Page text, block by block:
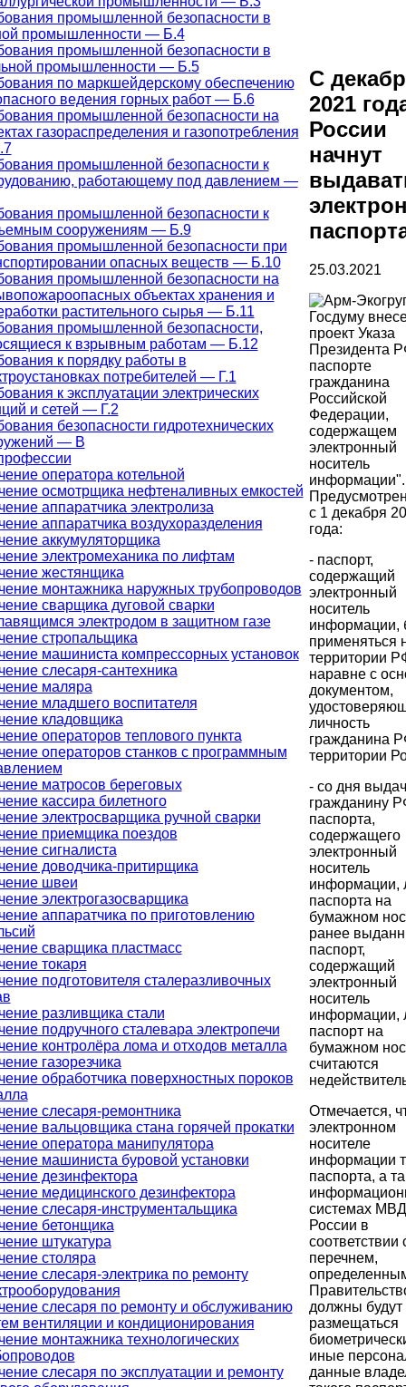
промышленной безопасности в
промышленности — Б.4
промышленной безопасности в
промышленности — Б.5
по маркшейдерскому обеспечению
ведения горных работ — Б.6
промышленной безопасности на
газораспределения и газопотребления
промышленной безопасности к
работающему под давлением —
промышленной безопасности к
сооружениям — Б.9
промышленной безопасности при
опасных веществ — Б.10
промышленной безопасности на
объектах хранения и
растительного сырья — Б.11
промышленной безопасности,
к взрывным работам — Б.12
к порядку работы в
потребителей — Г.1
к эксплуатации электрических
и сетей — Г.2
безопасности гидротехнических
— В
оператора котельной
осмотрщика нефтеналивных емкостей
аппаратчика электролиза
аппаратчика воздухоразделения
аккумуляторщика
электромеханика по лифтам
жестянщика
монтажника наружных трубопроводов
сварщика дуговой сварки
электродом в защитном газе
стропальщика
машиниста компрессорных установок
слесаря-сантехника
маляра
младшего воспитателя
кладовщика
операторов теплового пункта
операторов станков с программным
матросов береговых
кассира билетного
электросварщика ручной сварки
приемщика поездов
сигналиста
доводчика-притирщика
швеи
электрогазосварщика
аппаратчика по приготовлению
сварщика пластмасс
токаря
подготовителя сталеразливочных
разливщика стали
подручного сталевара электропечи
контролёра лома и отходов металла
газорезчика
обработчика поверхностных пороков
слесаря-ремонтника
вальцовщика стана горячей прокатки
оператора манипулятора
машиниста буровой установки
дезинфектора
медицинского дезинфектора
слесаря-инструментальщика
бетонщика
штукатура
столяра
слесаря-электрика по ремонту
слесаря по ремонту и обслуживанию
вентиляции и кондиционирования
монтажника технологических
слесаря по эксплуатации и ремонту
С
2021
России
начнут
25.03.2021
Госдуму
проект Указа
Президента
паспорте
гражданина
Российской
Федерации,
содержащем
электронный
носитель
информации".
с 1 декабря
года:
- паспорт,
содержащий
электронный
носитель
информации,
применяться
территории
наравне с
документом,
личность
гражданина
территории
- со дня
гражданину
паспорта,
содержащего
электронный
носитель
информации,
паспорта на
бумажном
ранее
паспорт,
содержащий
электронный
носитель
информации,
паспорт на
бумажном
считаются
Отмечается,
электронном
носителе
информации
паспорта, а
системах МВД
России в
соответствии
перечнем,
должны будут
размещаться
иные
данные